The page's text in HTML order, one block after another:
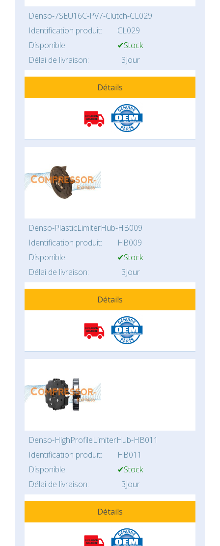
Denso-7SEU16C-PV7-Clutch-CL029
Identification produit:
CL029
Disponible:
✔Stock
Délai de livraison:
3Jour
Détails
Denso-PlasticLimiterHub-HB009
Identification produit:
HB009
Disponible:
✔Stock
Délai de livraison:
3Jour
Détails
Denso-HighProfileLimiterHub-HB011
Identification produit:
HB011
Disponible:
✔Stock
Délai de livraison:
3Jour
Détails